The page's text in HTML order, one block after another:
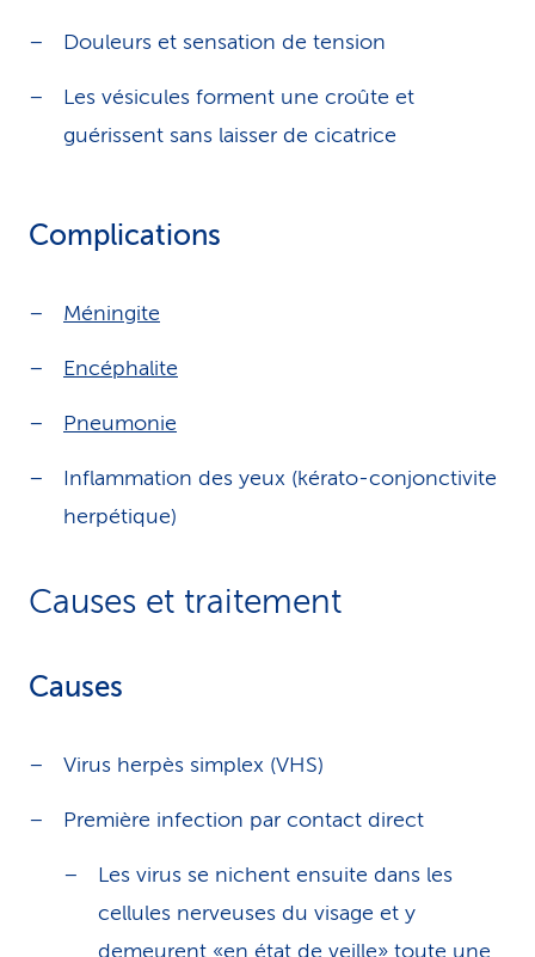
Douleurs et sensation de tension
Les vésicules forment une croûte et
guérissent sans laisser de cicatrice
Complications
Méningite
Encéphalite
Pneumonie
Inflammation des yeux (kérato-conjonctivite
herpétique)
Causes et traitement
Causes
Virus herpès simplex (VHS)
Première infection par contact direct
Les virus se nichent ensuite dans les
cellules nerveuses du visage et y
demeurent «en état de veille» toute une